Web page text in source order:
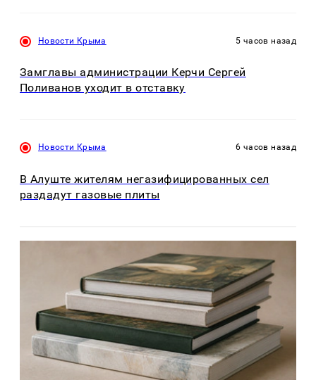
Новости Крыма 5 часов назад
Замглавы администрации Керчи Сергей
Поливанов уходит в отставку
Новости Крыма 6 часов назад
В Алуште жителям негазифицированных сел
раздадут газовые плиты